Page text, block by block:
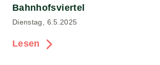
Bahnhofsviertel
Dienstag, 6.5.2025
Lesen